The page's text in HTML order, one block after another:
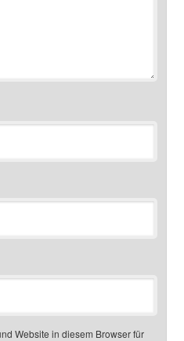
Website in diesem Browser für